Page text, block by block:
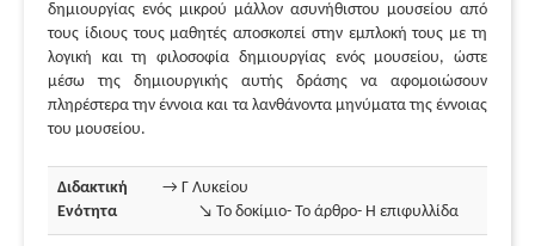
δημιουργίας ενός μικρού μάλλον ασυνήθιστου μουσείου από
τους ίδιους τους μαθητές αποσκοπεί στην εμπλοκή τους με τη
λογική και τη φιλοσοφία δημιουργίας ενός μουσείου, ώστε
μέσω της δημιουργικής αυτής δράσης να αφομοιώσουν
πληρέστερα την έννοια και τα λανθάνοντα μηνύματα της έννοιας
του μουσείου.
Διδακτική
Ενότητα
→ Γ Λυκείου
↘ Το δοκίμιο- Το άρθρο- Η επιφυλλίδα